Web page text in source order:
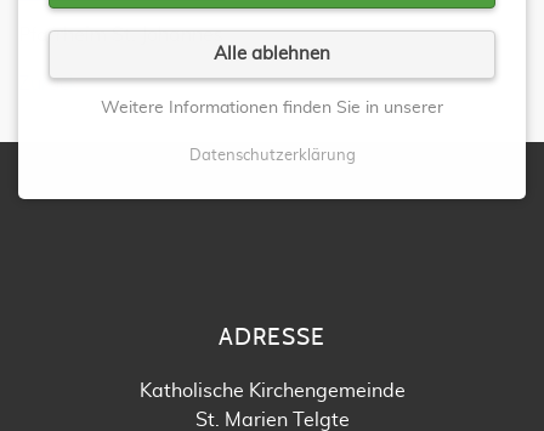
Pfarrheim St. Johannes
Zurück
ADRESSE
Katholische Kirchengemeinde
St. Marien Telgte
Alle ablehnen
Weitere Informationen finden Sie in unserer
Datenschutzerklärung